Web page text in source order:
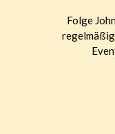
Folge